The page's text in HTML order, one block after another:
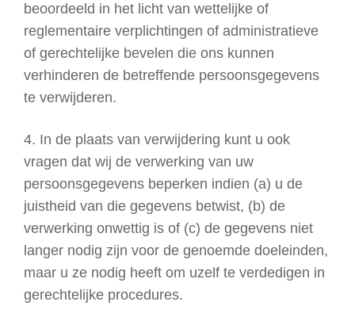
beoordeeld in het licht van wettelijke of
reglementaire verplichtingen of administratieve
of gerechtelijke bevelen die ons kunnen
verhinderen de betreffende persoonsgegevens
te verwijderen.
4. In de plaats van verwijdering kunt u ook
vragen dat wij de verwerking van uw
persoonsgegevens beperken indien (a) u de
juistheid van die gegevens betwist, (b) de
verwerking onwettig is of (c) de gegevens niet
langer nodig zijn voor de genoemde doeleinden,
maar u ze nodig heeft om uzelf te verdedigen in
gerechtelijke procedures.